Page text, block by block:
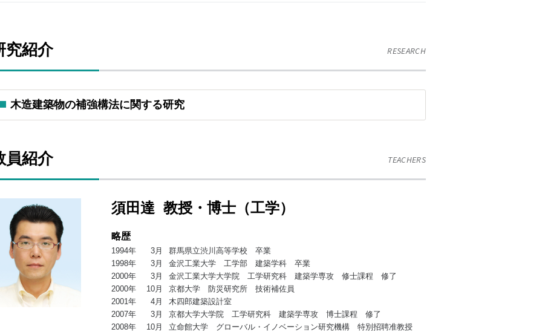
究紹介 RESEARCH
木造建築物の補強構法に関する研究
員紹介 TEACHERS
須田達 教授・博士（工学）
略歴
1994年 3月
群馬県立渋川高等学校 卒業
1998年
3月
金沢工業大学 工学部 建築学科 卒業
2000年
3月
金沢工業大学大学院 工学研究科 建築学専攻 修士課程 修了
2000年
10月
京都大学 防災研究所 技術補佐員
2001年
4月
木四郎建築設計室
2007年
3月
京都大学大学院 工学研究科 建築学専攻 博士課程 修了
2008年
10月
立命館大学 グローバル・イノベーション研究機構 特別招聘准教授